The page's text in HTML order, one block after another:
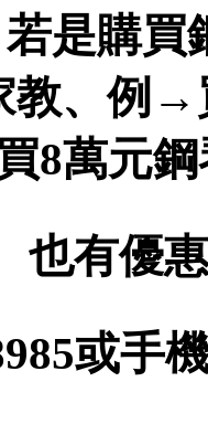
是購
教、例→
8萬元
也有優
或手